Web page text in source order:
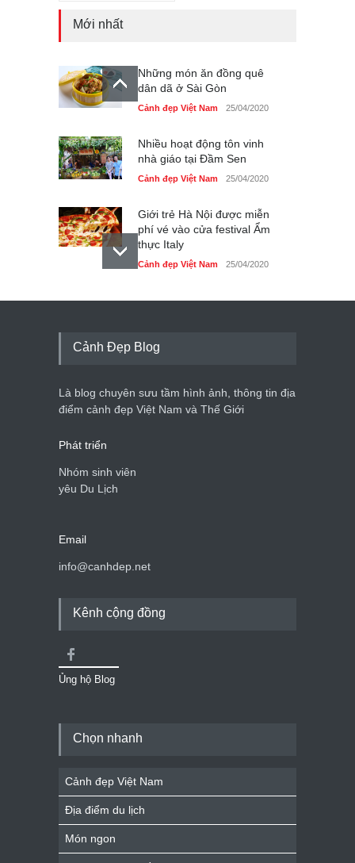
Mới nhất
Những món ăn đồng quê
dân dã ở Sài Gòn
Cảnh đẹp Việt Nam 25/04/2020
Nhiều hoạt động tôn vinh
nhà giáo tại Đầm Sen
Cảnh đẹp Việt Nam 25/04/2020
Giới trẻ Hà Nội được miễn
phí vé vào cửa festival Ẩm
thực Italy
Cảnh đẹp Việt Nam 25/04/2020
Tam giác mạch khoe sắc
du lịch quốc gia
Cảnh đẹp Việt Nam 24/04/2020
Cảnh Đẹp Blog
Là blog chuyên sưu tầm hình ảnh, thông tin địa
điểm cảnh đẹp Việt Nam và Thế Giới
Phát triển
Nhóm sinh viên
yêu Du Lịch
Email
info@canhdep.net
Kênh cộng đồng
Ủng hộ Blog
Chọn nhanh
Cảnh đẹp Việt Nam
Địa điểm du lịch
Món ngon